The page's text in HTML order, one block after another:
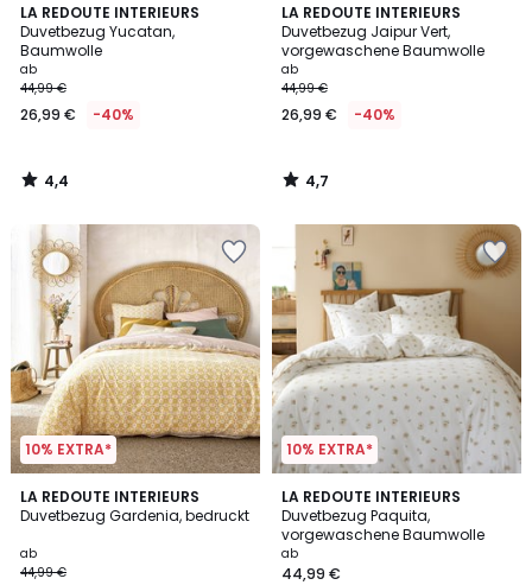
LA REDOUTE INTERIEURS
Duvetbezug Yucatan,
Baumwolle
ab
44,99 €
26,99 € -40%
4,4
/ 5
4,4
/
LA REDOUTE INTERIEURS
Duvetbezug Jaipur Vert,
vorgewaschene Baumwolle
ab
44,99 €
26,99 € -40%
4,7
/ 5
4,7
/
10% EXTRA*
LA REDOUTE INTERIEURS
Duvetbezug Gardenia, bedruckt
ab
44,99 €
4,4
/ 5
10% EXTRA*
LA REDOUTE INTERIEURS
Duvetbezug Paquita,
vorgewaschene Baumwolle
ab
44,99 €
4,6
/ 5